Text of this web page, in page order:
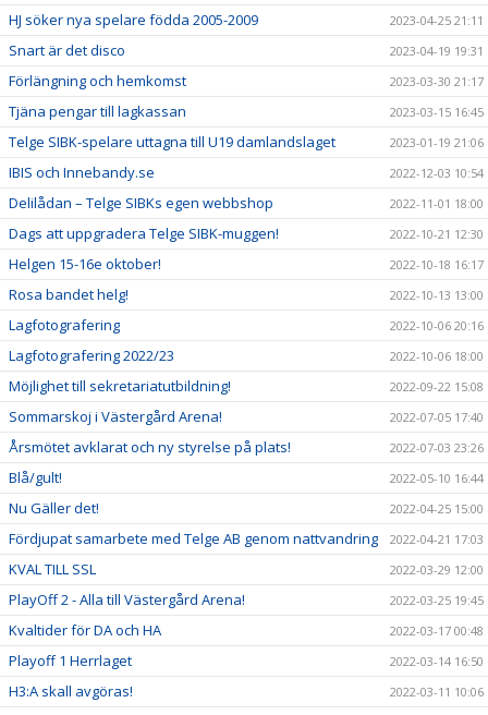
HJ söker nya spelare födda 2005-2009 2023-04-25 21:11
Snart är det disco 2023-04-19 19:31
Förlängning och hemkomst 2023-03-30 21:17
Tjäna pengar till lagkassan 2023-03-15 16:45
Telge SIBK-spelare uttagna till U19 damlandslaget 2023-01-19 21:06
IBIS och Innebandy.se 2022-12-03 10:54
Delilådan – Telge SIBKs egen webbshop 2022-11-01 18:00
Dags att uppgradera Telge SIBK-muggen! 2022-10-21 12:30
Helgen 15-16e oktober! 2022-10-18 16:17
Rosa bandet helg! 2022-10-13 13:00
Lagfotografering 2022-10-06 20:16
Lagfotografering 2022/23 2022-10-06 18:00
Möjlighet till sekretariatutbildning! 2022-09-22 15:08
Sommarskoj i Västergård Arena! 2022-07-05 17:40
Årsmötet avklarat och ny styrelse på plats! 2022-07-03 23:26
Blå/gult! 2022-05-10 16:44
Nu Gäller det! 2022-04-25 15:00
Fördjupat samarbete med Telge AB genom nattvandring 2022-04-21 17:03
KVAL TILL SSL 2022-03-29 12:00
PlayOff 2 - Alla till Västergård Arena! 2022-03-25 19:45
Kvaltider för DA och HA 2022-03-17 00:48
Playoff 1 Herrlaget 2022-03-14 16:50
H3:A skall avgöras! 2022-03-11 10:06